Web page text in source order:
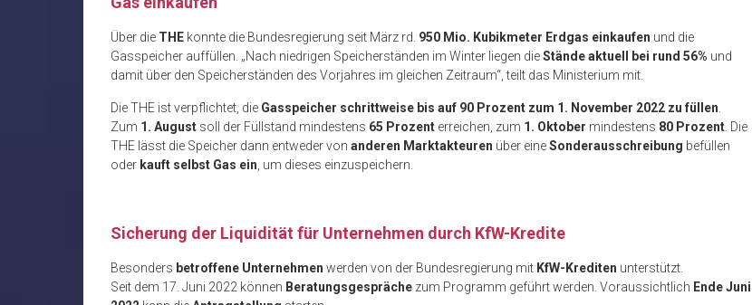
Über die THE konnte die Bundesregierung seit März rd. 950 Mio. Kubikmeter Erdgas einkaufen und die
Gasspeicher auffüllen. „Nach niedrigen Speicherständen im Winter liegen dieStände aktuell bei rund 56% und
damit über den Speicherständen des Vorjahres im gleichen Zeitraum“, teilt das Ministerium mit.
Die THE ist verpflichtet, die Gasspeicher schrittweise bis auf 90 Prozent zum 1. November 2022 zu füllen
Zum 1. August soll der Füllstand mindestens 65 Prozent erreichen, zum 1. Oktober mindestens 80 Prozent . Die
THE lässt die Speicher dann entweder von anderen Marktakteuren über eineSonderausschreibung befüllen
oder kauft selbst Gas ein , um dieses einzuspeichern.
Sicherung der Liquidität für Unternehmen durch KfW-Kredite
Besonders betroffene Unternehmen werden von der Bundesregierung mit KfW-Krediten unterstützt.
Seit dem 17. Juni 2022 können Beratungsgespräche zum Programm geführt werden. Voraussichtlich Ende Juni